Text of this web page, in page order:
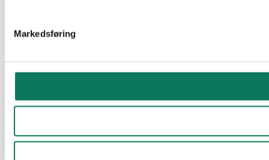
Markedsføring